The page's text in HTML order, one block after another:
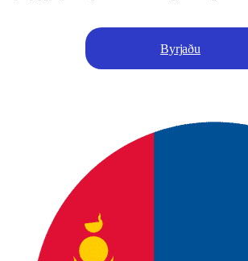
Byrjaðu